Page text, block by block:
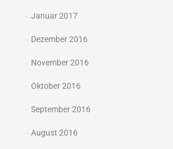
Januar 2017
Dezember 2016
November 2016
Oktober 2016
September 2016
August 2016